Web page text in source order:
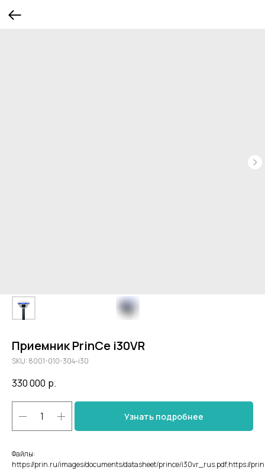
Приемник PrinCe i30VR
SKU: 8001-010-304-i30
330 000 р.
Узнать подробнее
Файлы:
https://prin.ru/images/documents/datasheet/prince/i30vr_rus.pdf,https://